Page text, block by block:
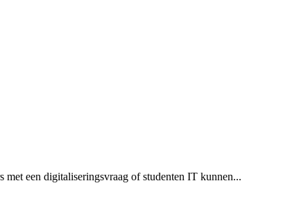
een digitaliseringsvraag of studenten IT kunnen...